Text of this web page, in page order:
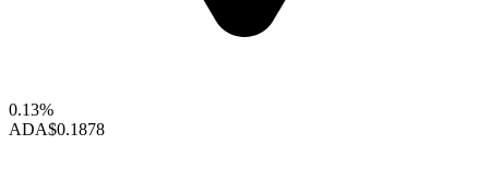
0.13%
ADA$0.1878